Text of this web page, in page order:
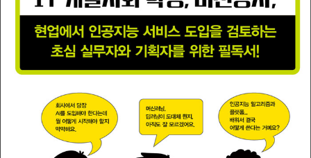
할지 결정해야 하는 직책자, 서비스와 솔루션을 설계하고 사업화해야
하는 기획자와 개발 리더, 고객을 설득하고 제안하는 영업 담당자 등
다양한 사람들이 연결되어 있다.
역할의 사람들이 서로 다른 언어, 서로 다른 이해의 깊이로 인해 상호
협력하는 데 많은 어려움을 겪는 것을 보아왔다. 인공지능이라는 공
통요소를 공유하지만 각기 다른 역할을 하는 각 분야 담당자들이 좀